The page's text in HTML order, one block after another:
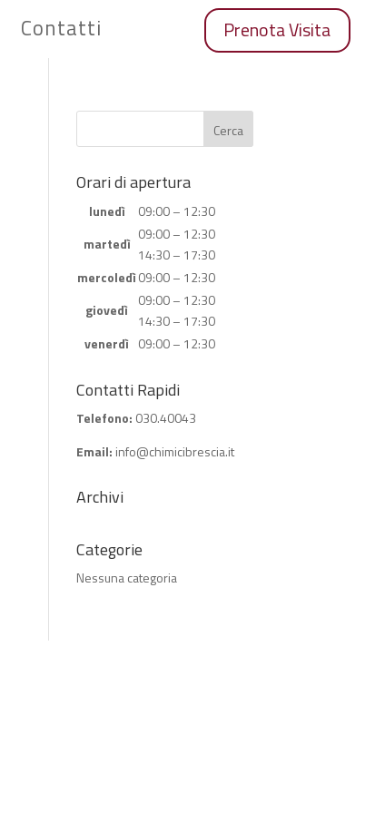
Contatti Prenota Visita
Orari di apertura
lunedì
09:00 – 12:30
martedì
09:00 – 12:30
14:30 – 17:30
mercoledì09:00 – 12:30
giovedì
09:00 – 12:30
14:30 – 17:30
venerdì 09:00 – 12:30
Contatti Rapidi
Telefono: 030.40043
Email: info@chimicibrescia.it
Archivi
Categorie
Nessuna categoria